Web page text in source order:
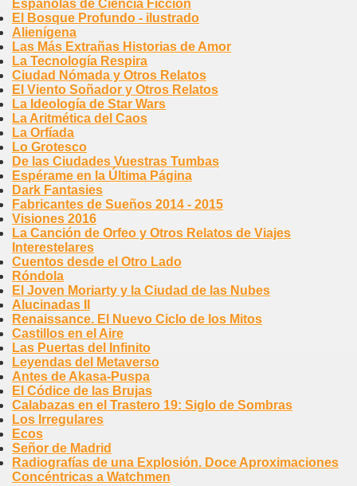
Españolas de Ciencia Ficción
El Bosque Profundo - ilustrado
Alienígena
Las Más Extrañas Historias de Amor
La Tecnología Respira
Ciudad Nómada y Otros Relatos
El Viento Soñador y Otros Relatos
La Ideología de Star Wars
La Aritmética del Caos
La Orfíada
Lo Grotesco
De las Ciudades Vuestras Tumbas
Espérame en la Última Página
Dark Fantasies
Fabricantes de Sueños 2014 - 2015
Visiones 2016
La Canción de Orfeo y Otros Relatos de Viajes
Interestelares
Cuentos desde el Otro Lado
Róndola
El Joven Moriarty y la Ciudad de las Nubes
Alucinadas II
Renaissance. El Nuevo Ciclo de los Mitos
Castillos en el Aire
Las Puertas del Infinito
Leyendas del Metaverso
Antes de Akasa-Puspa
El Códice de las Brujas
Calabazas en el Trastero 19: Siglo de Sombras
Los Irregulares
Ecos
Señor de Madrid
Radiografías de una Explosión. Doce Aproximaciones
Concéntricas a Watchmen